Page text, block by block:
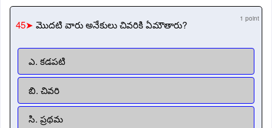
45➤ మొదటి వారు అనేకులు చివరికి ఏమౌతారు? 1 point
ఎ. కడపటి
బి. చివరి
సి. ప్రథమ